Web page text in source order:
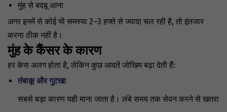
मुंह से बदबू आना
अगर इनमें से कोई भी समस्या 2–3 हफ्ते से ज्यादा चल रही है, तो इंतजार
करना ठीक नहीं है।
मुंह के कैंसर के कारण
हर केस अलग होता है, लेकिन कुछ आदतें जोखिम बढ़ा देती हैं:
तंबाकू और गुटखा
सबसे बड़ा कारण यही माना जाता है। लंबे समय तक सेवन करने से खतरा